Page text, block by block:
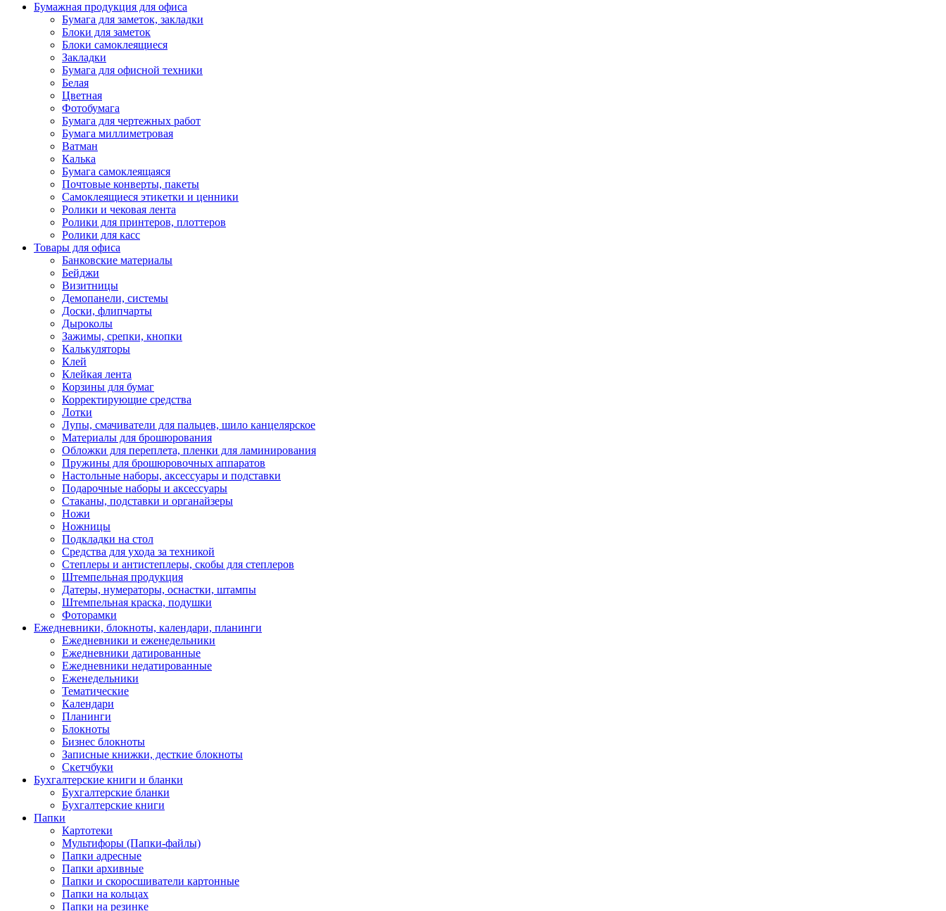
Бумажная продукция для офиса
Бумага для заметок, закладки
Блоки для заметок
Блоки самоклеящиеся
Закладки
Бумага для офисной техники
Белая
Цветная
Фотобумага
Бумага для чертежных работ
Бумага миллиметровая
Ватман
Калька
Бумага самоклеящаяся
Почтовые конверты, пакеты
Самоклеящиеся этикетки и ценники
Ролики и чековая лента
Ролики для принтеров, плоттеров
Ролики для касс
Товары для офиса
Банковские материалы
Бейджи
Визитницы
Демопанели, системы
Доски, флипчарты
Дыроколы
Зажимы, срепки, кнопки
Калькуляторы
Клей
Клейкая лента
Корзины для бумаг
Корректирующие средства
Лотки
Лупы, смачиватели для пальцев, шило канцелярское
Материалы для брошюрования
Обложки для переплета, пленки для ламинирования
Пружины для брошюровочных аппаратов
Настольные наборы, аксессуары и подставки
Подарочные наборы и аксессуары
Стаканы, подставки и органайзеры
Ножи
Ножницы
Подкладки на стол
Средства для ухода за техникой
Степлеры и антистеплеры, скобы для степлеров
Штемпельная продукция
Датеры, нумераторы, оснастки, штампы
Штемпельная краска, подушки
Фоторамки
Ежедневники, блокноты, календари, планинги
Ежедневники и еженедельники
Ежедневники датированные
Ежедневники недатированные
Еженедельники
Тематические
Календари
Планинги
Блокноты
Бизнес блокноты
Записные книжки, десткие блокноты
Скетчбуки
Бухгалтерские книги и бланки
Бухгалтерские бланки
Бухгалтерские книги
Папки
Картотеки
Мультифоры (Папки-файлы)
Папки адресные
Папки архивные
Папки и скоросшиватели картонные
Папки на кольцах
Папки на резинке